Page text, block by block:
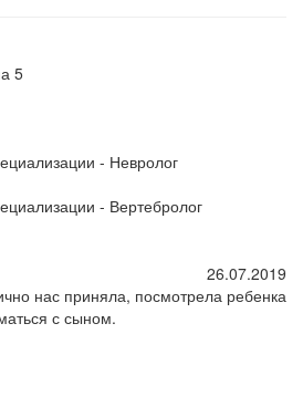
5
- Невролог
- Вертебролог
26.07.2019
нас приняла, посмотрела ребенка
с сыном.